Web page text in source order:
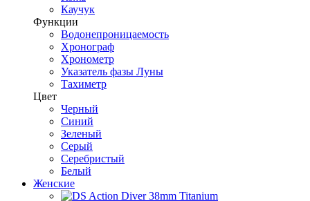
Каучук
Функции
Водонепроницаемость
Хронограф
Хронометр
Указатель фазы Луны
Тахиметр
Цвет
Черный
Синий
Зеленый
Серый
Серебристый
Белый
Женские